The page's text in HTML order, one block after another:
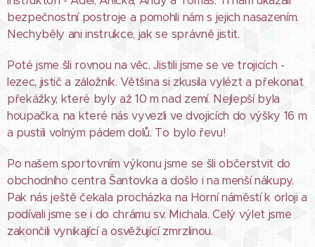
bezpečnostní postroje a pomohli nám s jejich nasazením.
Nechyběly ani instrukce, jak se správně jistit.
Poté jsme šli rovnou na věc. Jistili jsme se ve trojicích -
lezec, jistič a záložník. Většina si zkusila vylézt a překonat
překážky, které byly až 10 m nad zemí. Nejlepší byla
houpačka, na které nás vyvezli ve dvojicích do výšky 16 m
a pustili volným pádem dolů. To bylo řevu!
Po našem sportovním výkonu jsme se šli občerstvit do
obchodního centra Šantovka a došlo i na menší nákupy.
Pak nás ještě čekala procházka na Horní náměstí k orloji a
podívali jsme se i do chrámu sv. Michala. Celý výlet jsme
zakončili vynikající a osvěžující zmrzlinou.